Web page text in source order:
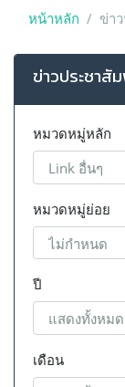
หน้าหลัก ข่า
ข่าวประชาสั
หมวดหมู่หลัก
หมวดหมู่ย่อย
ปี
เดือน